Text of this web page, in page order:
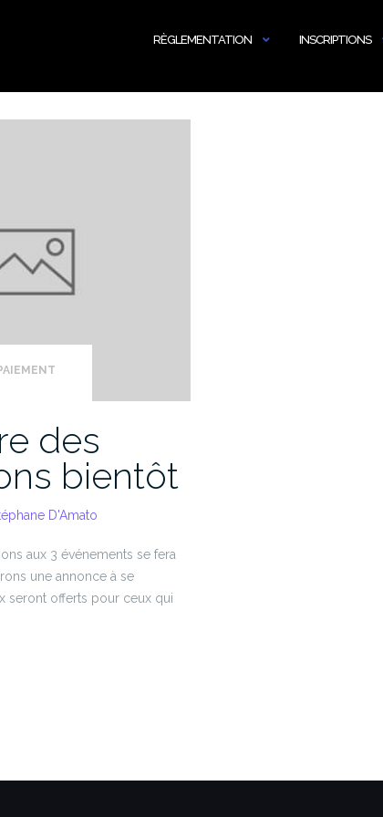
RÈGLEMENTATION INSCRIPTIONS
des
bientôt
D'Amato
aux 3 événements se fera
une annonce à se
seront offerts pour ceux qui